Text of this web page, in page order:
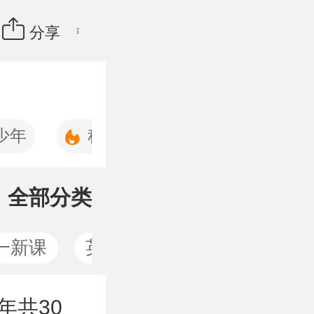
分享
年 科学家
全部分类
新课 英语周报六年级P
共30